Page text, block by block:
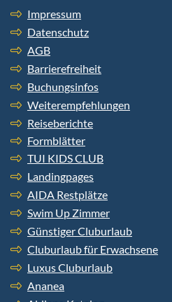
Impressum
Datenschutz
AGB
Barrierefreiheit
Buchungsinfos
Weiterempfehlungen
Reiseberichte
Formblätter
TUI KIDS CLUB
Landingpages
AIDA Restplätze
Swim Up Zimmer
Günstiger Cluburlaub
Cluburlaub für Erwachsene
Luxus Cluburlaub
Ananea